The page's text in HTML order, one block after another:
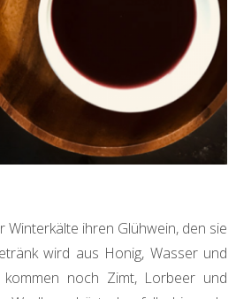
Winterkälte ihren Glühwein, den sie
wird aus Honig, Wasser und
noch Zimt, Lorbeer und